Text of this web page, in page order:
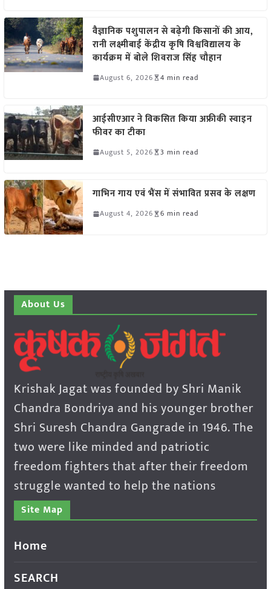
वैज्ञानिक पशुपालन से बढ़ेगी किसानों की आय,
रानी लक्ष्मीबाई केंद्रीय कृषि विश्वविद्यालय के
कार्यक्रम में बोले शिवराज सिंह चौहान
August 6, 2026 4 min read
आईसीएआर ने विकसित किया अफ्रीकी स्वाइन
फीवर का टीका
August 5, 2026 3 min read
गाभिन गाय एवं भैंस में संभावित प्रसव के लक्षण
August 4, 2026 6 min read
About Us
Krishak Jagat was founded by Shri Manik
Chandra Bondriya and his younger brother
Shri Suresh Chandra Gangrade in 1946. The
two were like minded and patriotic
freedom fighters that after their freedom
struggle wanted to help the nations
Site Map
Home
SEARCH